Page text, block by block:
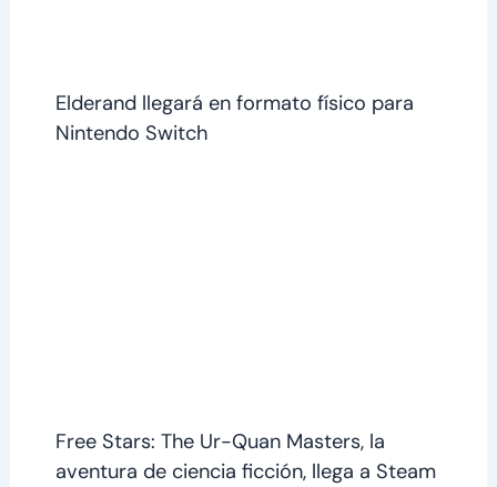
Elderand llegará en formato físico para
Nintendo Switch
Free Stars: The Ur-Quan Masters, la
aventura de ciencia ficción, llega a Steam